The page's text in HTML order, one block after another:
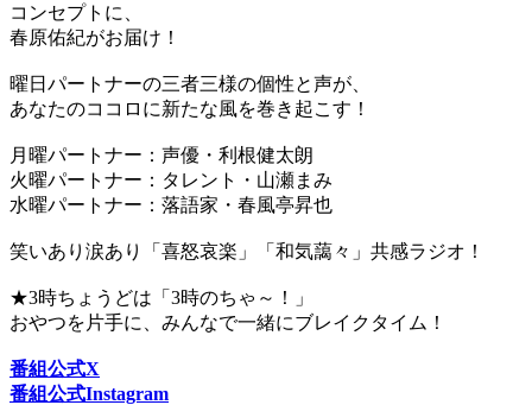
コンセプトに、
春原佑紀がお届け！
曜日パートナーの三者三様の個性と声が、
あなたのココロに新たな風を巻き起こす！
月曜パートナー：声優・利根健太朗
火曜パートナー：タレント・山瀬まみ
水曜パートナー：落語家・春風亭昇也
笑いあり涙あり「喜怒哀楽」「和気藹々」共感ラジオ！
★3時ちょうどは「3時のちゃ～！」
おやつを片手に、みんなで一緒にブレイクタイム！
番組公式X
番組公式Instagram